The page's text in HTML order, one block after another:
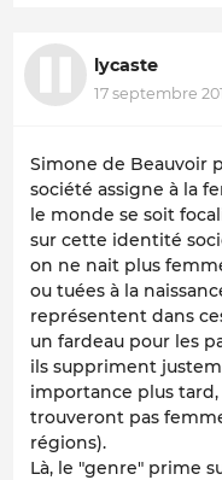
lycaste
17 septembre
Simone de Beauvoir
société assigne à la
le monde se soit
sur cette identité
on ne nait plus
ou tuées à la
représentent dans
un fardeau pour les
ils suppriment
importance plus
trouveront pas
régions).
Là, le "genre" prime